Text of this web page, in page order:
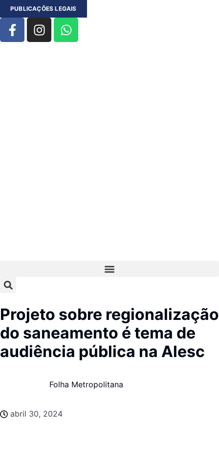
PUBLICAÇÕES LEGAIS
Projeto sobre regionalização
do saneamento é tema de
audiência pública na Alesc
Folha Metropolitana
abril 30, 2024